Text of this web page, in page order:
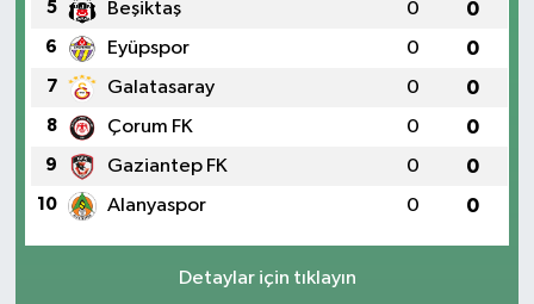
5 Beşiktaş 0 0
6 Eyüpspor 0 0
7 Galatasaray 0 0
8 Çorum FK 0 0
9 Gaziantep FK 0 0
10 Alanyaspor 0 0
Detaylar için tıklayın